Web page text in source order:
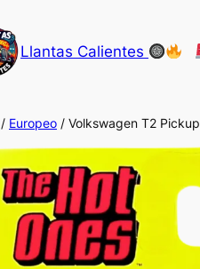
Llantas Calientes
/ Europeo / Volkswagen T2 Pickup